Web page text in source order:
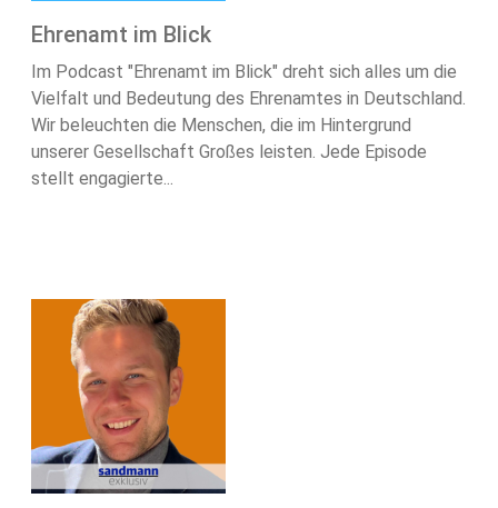
Ehrenamt im Blick
Im Podcast "Ehrenamt im Blick" dreht sich alles um die
Vielfalt und Bedeutung des Ehrenamtes in Deutschland.
Wir beleuchten die Menschen, die im Hintergrund
unserer Gesellschaft Großes leisten. Jede Episode
stellt engagierte...